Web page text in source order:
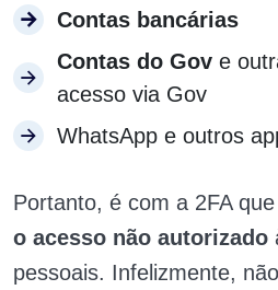
Contas bancárias
Contas do Gov e
acesso via Gov
WhatsApp e outros
Portanto, é com a 2FA
o acesso não autorizado
pessoais. Infelizmente,